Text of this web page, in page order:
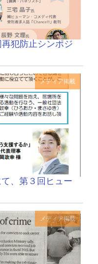
犯防止シンポジ
メディア掲載
、第３回ヒュー
メディア掲載